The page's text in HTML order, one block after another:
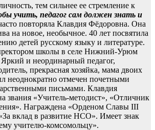
тем сильнее ее стремление к
учить, педагог сам должен знать и
повторяла Клавдия Фёдоровна. Она
на новое, необычное. 40 лет посвятила
детей русскому языку и литературе.
школы в селе Нижний-Урюм
и неординарный педагог,
прекрасная хозяйка, мама двоих
неоднократно отмечен почетными
письмами. Клавдия
звания «Учитель-методист», «Отличник
Награждена «Орденом Славы III
вклад в развитие НСО». Имеет знак
учителю-комсомольцу».